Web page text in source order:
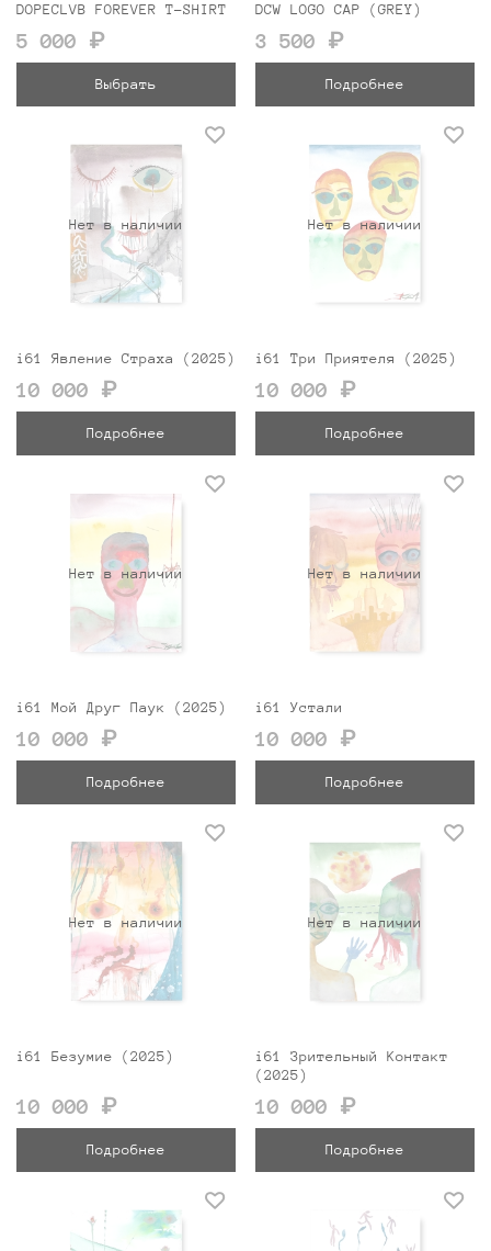
DOPECLVB FOREVER T-SHIRT
5 000 ₽
Выбрать
DCW LOGO CAP (GREY)
3 500 ₽
Подробнее
Нет в наличии
i61 Явление Страха (2025)
10 000 ₽
Подробнее
Нет в наличии
i61 Три Приятеля (2025)
10 000 ₽
Подробнее
Нет в наличии
i61 Мой Друг Паук (2025)
10 000 ₽
Подробнее
Нет в наличии
i61 Устали
10 000 ₽
Подробнее
Нет в наличии
i61 Безумие (2025)
10 000 ₽
Подробнее
Нет в наличии
i61 Зрительный Контакт
(2025)
10 000 ₽
Подробнее